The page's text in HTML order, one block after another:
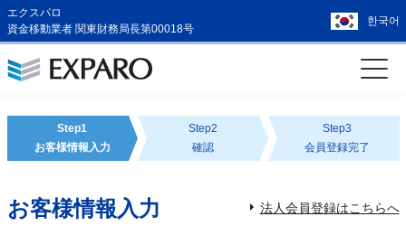
エクスパロ
資金移動業者 関東財務局長第00018号
한국어
Step1
お客様情報入力
Step2
確認
Step3
会員登録完了
お客様情報入力 法人会員登録はこちらへ